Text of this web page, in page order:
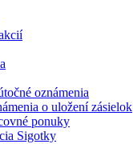
oznámenia
o uložení zásielok
ponuky
Sigotky